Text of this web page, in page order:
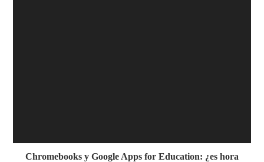
Chromebooks y Google Apps for Education: ¿es hora